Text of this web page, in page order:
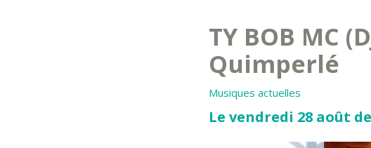
TY BOB MC
Quimperlé
Musiques actuelles
Le vendredi 28 août de